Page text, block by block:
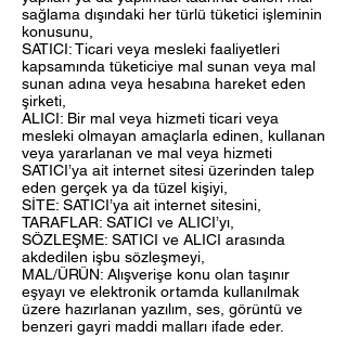
sağlama dışındaki her türlü tüketici işleminin
konusunu,
SATICI: Ticari veya mesleki faaliyetleri
kapsamında tüketiciye mal sunan veya mal
sunan adına veya hesabına hareket eden
şirketi,
ALICI: Bir mal veya hizmeti ticari veya
mesleki olmayan amaçlarla edinen, kullanan
veya yararlanan ve mal veya hizmeti
SATICI’ya ait internet sitesi üzerinden talep
eden gerçek ya da tüzel kişiyi,
SİTE: SATICI’ya ait internet sitesini,
TARAFLAR: SATICI ve ALICI’yı,
SÖZLEŞME: SATICI ve ALICI arasında
akdedilen işbu sözleşmeyi,
MAL/ÜRÜN: Alışverişe konu olan taşınır
eşyayı ve elektronik ortamda kullanılmak
üzere hazırlanan yazılım, ses, görüntü ve
benzeri gayri maddi malları ifade eder.